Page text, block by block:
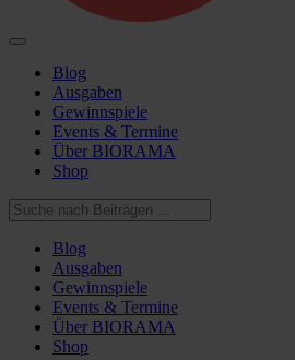
Blog
Ausgaben
Gewinnspiele
Events & Termine
Über BIORAMA
Shop
Blog
Ausgaben
Gewinnspiele
Events & Termine
Über BIORAMA
Shop